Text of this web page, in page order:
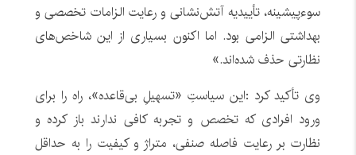
سوءپیشینه، تأییدیه آتش‌نشانی و رعایت الزامات تخصصی و
بهداشتی الزامی بود. اما اکنون بسیاری از این شاخص‌های
نظارتی حذف شده‌اند.»
وی تأکید کرد :این سیاستِ «تسهیلِ بی‌قاعده»، راه را برای
ورود افرادی که تخصص و تجربه کافی ندارند باز کرده و
نظارت بر رعایت فاصله صنفی، متراژ و کیفیت را به حداقل